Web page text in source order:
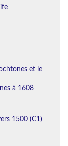
et le
à 1608
1500 (C1)